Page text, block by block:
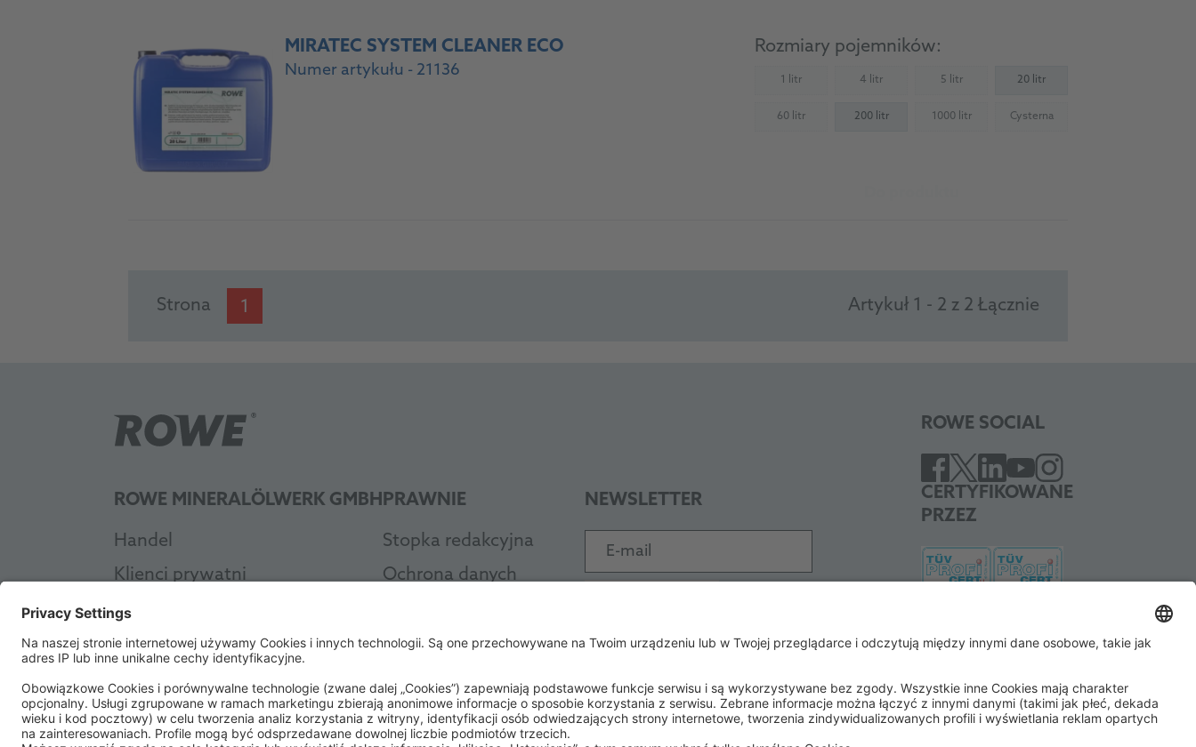
MIRATEC SYSTEM CLEANER ECO
Numer artykułu - 21136
Rozmiary pojemników:
1 litr(Not available) 4 litr(Not available) 5 litr(Not available)20 litr
60 litr(Not available)200 litr 1000 litr(Not available)Cysterna
(Not available)
Strona 1 Artykuł 1 - 2 z 2 Łącznie
ROWE MINERALÖLWERK GMBH
Handel
Klienci prywatni
Warsztat
Przemysł
Zrównoważony rozwój
PRAWNIE
Stopka redakcyjna
Ochrona danych
AEB
Accessibility Statement
NEWSLETTER
E-mail
RODZAJE PŁATNOŚCI
PayPal Visa MastercardSEPA direct debit
ROWE SOCIAL
CERTYFIKOWANE
PRZEZ